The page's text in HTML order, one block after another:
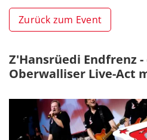
Zurück zum Event
Z'Hansrüedi Endfrenz
Oberwalliser Live-Act